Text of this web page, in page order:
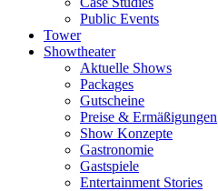
Public Events
Tower
Showtheater
Aktuelle Shows
Packages
Gutscheine
Preise & Ermäßigungen
Show Konzepte
Gastronomie
Gastspiele
Entertainment Stories